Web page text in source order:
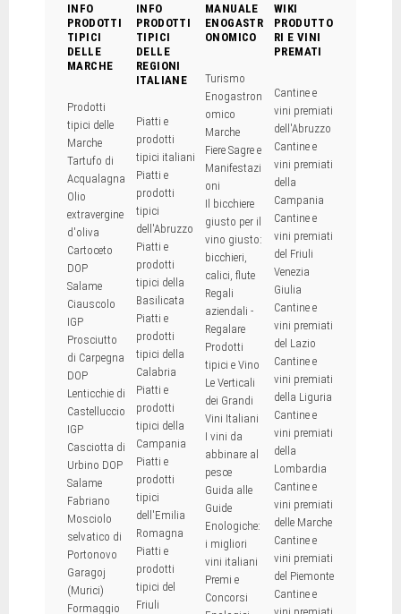
INFO
PRODOTTI
TIPICI
DELLE
MARCHE
Prodotti
tipici delle
Marche
Tartufo di
Acqualagna
Olio
extravergine
d'oliva
Cartoceto
DOP
Salame
Ciauscolo
IGP
Prosciutto
di Carpegna
DOP
Lenticchie di
Castelluccio
IGP
Casciotta di
Urbino DOP
Salame
Fabriano
Mosciolo
selvatico di
Portonovo
Garagoj
(Murici)
Formaggio
INFO
PRODOTTI
TIPICI
DELLE
REGIONI
ITALIANE
Piatti e
prodotti
tipici italiani
Piatti e
prodotti
tipici
dell'Abruzzo
Piatti e
prodotti
tipici della
Basilicata
Piatti e
prodotti
tipici della
Calabria
Piatti e
prodotti
tipici della
Campania
Piatti e
prodotti
tipici
dell'Emilia
Romagna
Piatti e
prodotti
tipici del
Friuli
MANUALE
ENOGASTR
ONOMICO
Turismo
Enogastron
omico
Marche
Fiere Sagre e
Manifestazi
oni
Il bicchiere
giusto per il
vino giusto:
bicchieri,
calici, flute
Regali
aziendali -
Regalare
Prodotti
tipici e Vino
Le Verticali
dei Grandi
Vini Italiani
I vini da
abbinare al
pesce
Guida alle
Guide
Enologiche:
i migliori
vini italiani
Premi e
Concorsi
WIKI
PRODUTTO
RI E VINI
PREMATI
Cantine e
vini premiati
dell'Abruzzo
Cantine e
vini premiati
della
Campania
Cantine e
vini premiati
del Friuli
Venezia
Giulia
Cantine e
vini premiati
del Lazio
Cantine e
vini premiati
della Liguria
Cantine e
vini premiati
della
Lombardia
Cantine e
vini premiati
delle Marche
Cantine e
vini premiati
del Piemonte
Cantine e